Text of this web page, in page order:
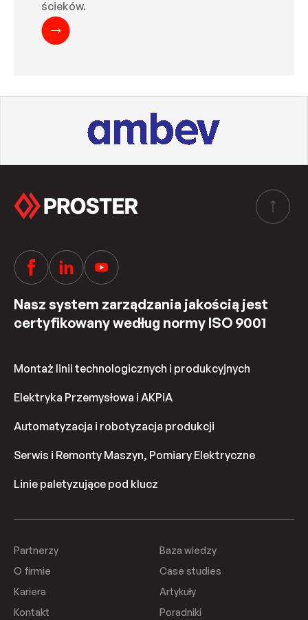
ścieków.
Nasz system zarządzania jakością jest
certyfikowany według normy ISO 9001
Montaż linii technologicznych i produkcyjnych
Elektryka Przemysłowa i AKPiA
Automatyzacja i robotyzacja produkcji
Serwis i Remonty Maszyn, Pomiary Elektryczne
Linie paletyzujące pod klucz
Partnerzy
O firmie
Kariera
Kontakt
Baza wiedzy
Case studies
Artykuły
Poradniki